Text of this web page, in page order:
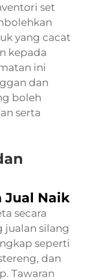
set
yang cacat
kepada
ini
dan
boleh
serta
Jual Naik
secara
jualan silang
seperti
dan
Tawaran